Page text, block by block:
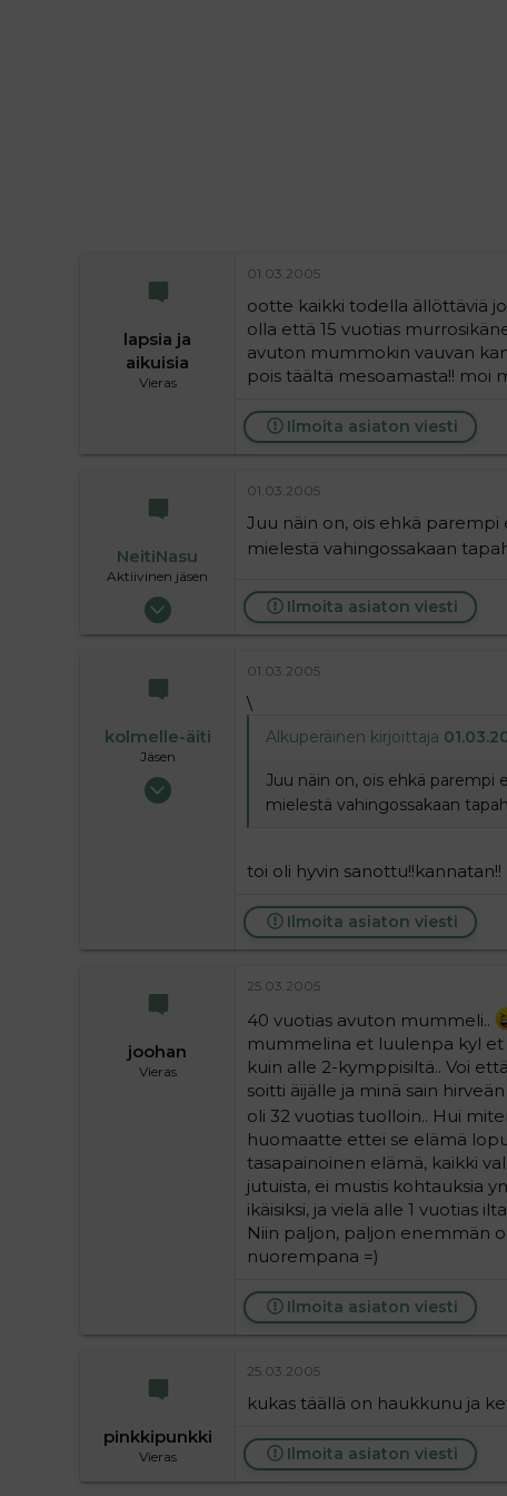
lapsia ja
aikuisia
Vieras
01.03.2005
ootte kaikki todella ällöttäviä
olla että 15 vuotias
avuton mummokin vauvan
pois täältä mesoamasta!! moi
Ilmoita asiaton viesti
NeitiNasu
Aktiivinen jäsen
01.04.2004
01.03.2005
Juu näin on, ois ehkä
mielestä vahingossakaan
Ilmoita asiaton viesti
kolmelle-äiti
Jäsen
28.02.2005
01.03.2005
\
Alkuperäinen kirjoittaja
Juu näin on, ois ehkä parempi
mielestä vahingossakaan
toi oli hyvin sanottu!!kannatan!!
Ilmoita asiaton viesti
joohan
Vieras
25.03.2005
40 vuotias avuton mummeli..
mummelina et luulenpa kyl et
kuin alle 2-kymppisiltä.. Voi
soitti äijälle ja minä sain
oli 32 vuotias tuolloin.. Hui
huomaatte ettei se elämä
tasapainoinen elämä, kaikki
jutuista, ei mustis kohtauksia
ikäisiksi, ja vielä alle 1 vuotias
Niin paljon, paljon enemmän
nuorempana =)
Ilmoita asiaton viesti
pinkkipunkki
Vieras
25.03.2005
kukas täällä on haukkunu ja
Ilmoita asiaton viesti